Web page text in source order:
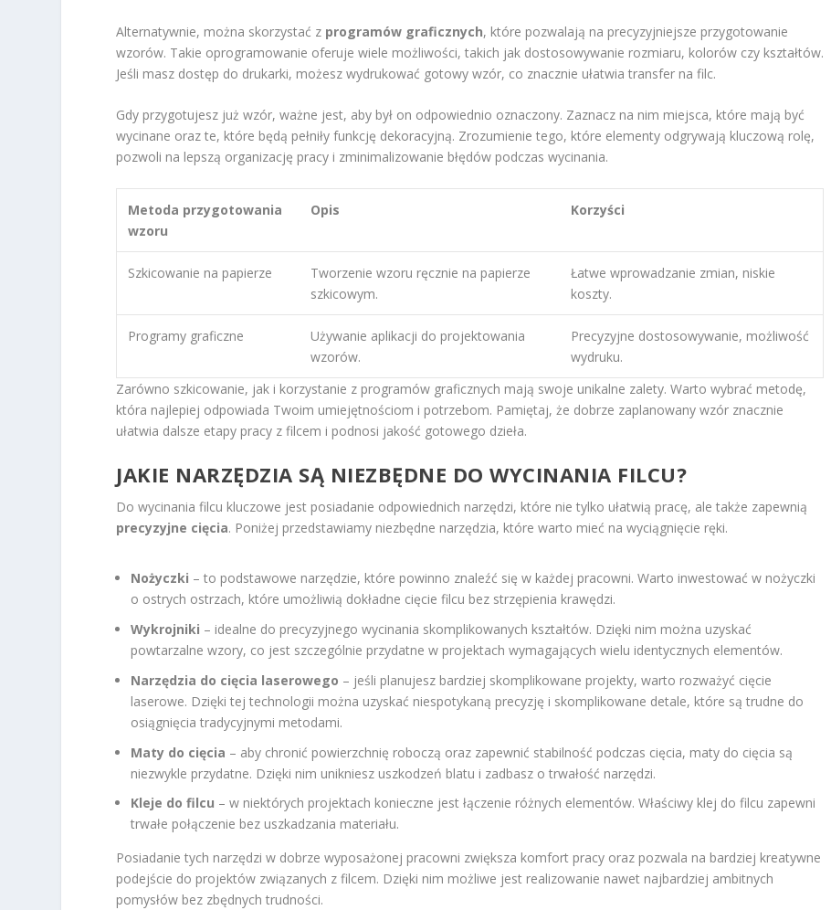
Alternatywnie, można skorzystać z programów graficznych, które pozwalają na precyzyjniejsze przygotowanie
wzorów. Takie oprogramowanie oferuje wiele możliwości, takich jak dostosowywanie rozmiaru, kolorów czy kształtów.
Jeśli masz dostęp do drukarki, możesz wydrukować gotowy wzór, co znacznie ułatwia transfer na filc.
Gdy przygotujesz już wzór, ważne jest, aby był on odpowiednio oznaczony. Zaznacz na nim miejsca, które mają być
wycinane oraz te, które będą pełniły funkcję dekoracyjną. Zrozumienie tego, które elementy odgrywają kluczową rolę,
pozwoli na lepszą organizację pracy i zminimalizowanie błędów podczas wycinania.
Metoda przygotowania
wzoru
Opis Korzyści
Szkicowanie na papierze
Tworzenie wzoru ręcznie na papierze
szkicowym.
Łatwe wprowadzanie zmian, niskie
koszty.
Programy graficzne
Używanie aplikacji do projektowania
wzorów.
Precyzyjne dostosowywanie, możliwość
wydruku.
Zarówno szkicowanie, jak i korzystanie z programów graficznych mają swoje unikalne zalety. Warto wybrać metodę,
która najlepiej odpowiada Twoim umiejętnościom i potrzebom. Pamiętaj, że dobrze zaplanowany wzór znacznie
ułatwia dalsze etapy pracy z filcem i podnosi jakość gotowego dzieła.
JAKIE NARZĘDZIA SĄ NIEZBĘDNE DO WYCINANIA FILCU?
Do wycinania filcu kluczowe jest posiadanie odpowiednich narzędzi, które nie tylko ułatwią pracę, ale także zapewnią
precyzyjne cięcia. Poniżej przedstawiamy niezbędne narzędzia, które warto mieć na wyciągnięcie ręki.
Nożyczki – to podstawowe narzędzie, które powinno znaleźć się w każdej pracowni. Warto inwestować w nożyczki
o ostrych ostrzach, które umożliwią dokładne cięcie filcu bez strzępienia krawędzi.
Wykrojniki – idealne do precyzyjnego wycinania skomplikowanych kształtów. Dzięki nim można uzyskać
powtarzalne wzory, co jest szczególnie przydatne w projektach wymagających wielu identycznych elementów.
Narzędzia do cięcia laserowego – jeśli planujesz bardziej skomplikowane projekty, warto rozważyć cięcie
laserowe. Dzięki tej technologii można uzyskać niespotykaną precyzję i skomplikowane detale, które są trudne do
osiągnięcia tradycyjnymi metodami.
Maty do cięcia – aby chronić powierzchnię roboczą oraz zapewnić stabilność podczas cięcia, maty do cięcia są
niezwykle przydatne. Dzięki nim unikniesz uszkodzeń blatu i zadbasz o trwałość narzędzi.
Kleje do filcu – w niektórych projektach konieczne jest łączenie różnych elementów. Właściwy klej do filcu zapewni
trwałe połączenie bez uszkadzania materiału.
Posiadanie tych narzędzi w dobrze wyposażonej pracowni zwiększa komfort pracy oraz pozwala na bardziej kreatywne
podejście do projektów związanych z filcem. Dzięki nim możliwe jest realizowanie nawet najbardziej ambitnych
pomysłów bez zbędnych trudności.